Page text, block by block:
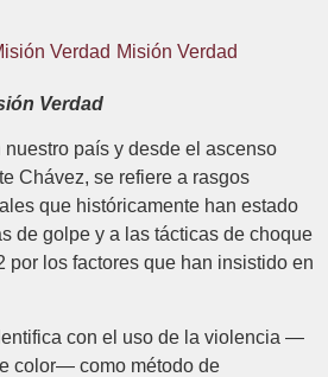
Misión Verdad
Verdad
país y desde el ascenso
Chávez, se refiere a rasgos
que históricamente han estado
de golpe y a las tácticas de choque
por los factores que han insistido en
con el uso de la violencia —
color— como método de